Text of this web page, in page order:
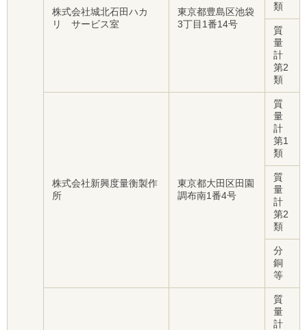
株式会社城北石田ハカ
リ サービス室
東京都豊島区池袋
3丁目1番14号
類
質
量
計
第2
類
株式会社新興度量衡製作
所
東京都大田区田園
調布南1番4号
質
量
計
第1
類
質
量
計
第2
類
分
銅
等
質
量
計